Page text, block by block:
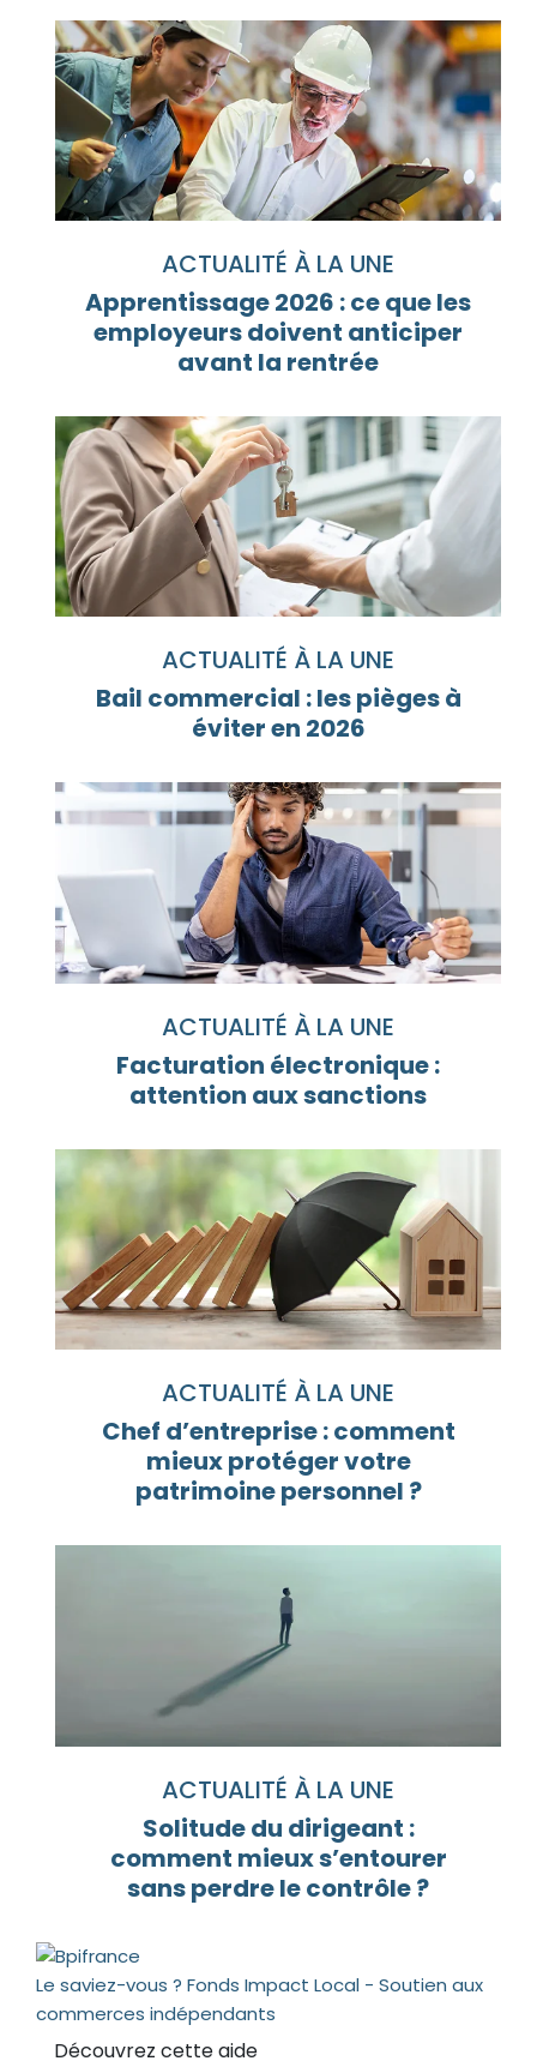
ACTUALITÉ À LA UNE
Apprentissage 2026 : ce que les
employeurs doivent anticiper
avant la rentrée
ACTUALITÉ À LA UNE
Bail commercial : les pièges à
éviter en 2026
ACTUALITÉ À LA UNE
Facturation électronique :
attention aux sanctions
ACTUALITÉ À LA UNE
Chef d’entreprise : comment
mieux protéger votre
patrimoine personnel ?
ACTUALITÉ À LA UNE
Solitude du dirigeant :
comment mieux s’entourer
sans perdre le contrôle ?
Le saviez-vous ? Fonds Impact Local - Soutien aux
commerces indépendants
Découvrez cette aide